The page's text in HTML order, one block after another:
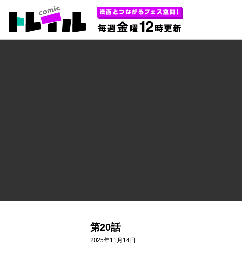
コミックトレイル あなたの心にほどよく刺さる 毎週金曜12時更新
第20話
2025年11月14日